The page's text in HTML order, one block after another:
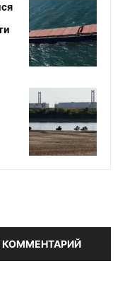
КОММЕНТАРИЙ